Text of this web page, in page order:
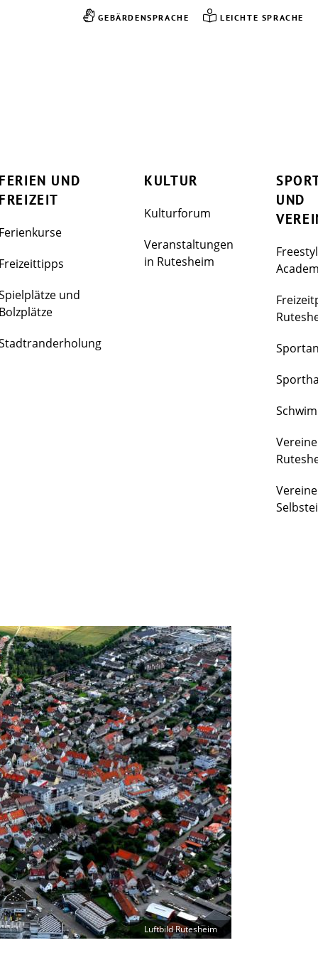
GEBÄRDENSPRACHE LEICHTE SPRACHE
FERIEN UND
FREIZEIT
Ferienkurse
Freizeittipps
und
Bolzplätze
KULTUR
Kulturforum
Veranstaltungen
in Rutesheim
UND
Vereine
Luftbild Rutesheim